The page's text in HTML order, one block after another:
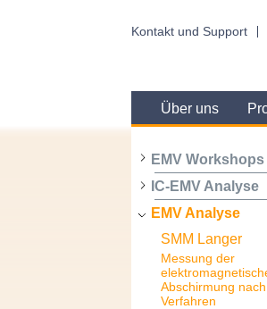
Kontakt und Support
Über uns
EMV Workshops
IC-EMV Analyse
EMV Analyse
SMM Langer
Messung der
Abschirmung
Verfahren